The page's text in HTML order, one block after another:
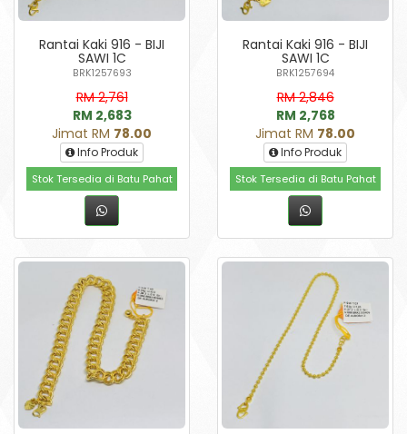
Rantai Kaki 916 - BIJI
SAWI 1C
BRK1257693
RM 2,761
RM 2,683
Jimat RM 78.00
Info Produk
Stok Tersedia di Batu Pahat
Rantai Kaki 916 - BIJI
SAWI 1C
BRK1257694
RM 2,846
RM 2,768
Jimat RM 78.00
Info Produk
Stok Tersedia di Batu Pahat